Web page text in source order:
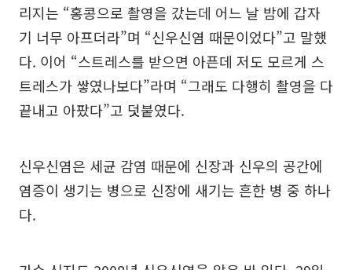
리지는 “홍콩으로 촬영을 갔는데 어느 날 밤에 갑자
기 너무 아프더라”며 “신우신염 때문이었다”고 말했
다. 이어 “스트레스를 받으면 아픈데 저도 모르게 스
트레스가 쌓였나보다”라며 “그래도 다행히 촬영을 다
끝내고 아팠다”고 덧붙였다.
신우신염은 세균 감염 때문에 신장과 신우의 공간에
염증이 생기는 병으로 신장에 새기는 흔한 병 중 하나
다.